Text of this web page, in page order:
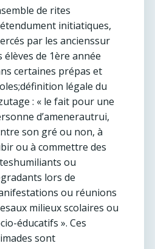
de rites
initiatiques,
par les ancienssur
élèves de 1ère année
certaines prépas et
légale du
: « le fait pour une
d’amenerautrui,
son gré ou non, à
ou à commettre des
ou
lors de
ou réunions
milieux scolaires ou
éducatifs ». Ces
sont